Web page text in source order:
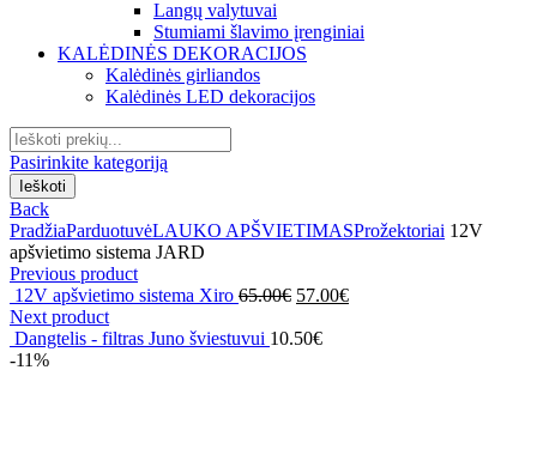
Langų valytuvai
Stumiami šlavimo įrenginiai
KALĖDINĖS DEKORACIJOS
Kalėdinės girliandos
Kalėdinės LED dekoracijos
Search
for:
Pasirinkite kategoriją
Ieškoti
Back
PradžiaParduotuvėLAUKO APŠVIETIMASProžektoriai 12V
apšvietimo sistema JARD
Previous product
12V apšvietimo sistema Xiro 65.00€ Original
was:
57.00€Current
Next product
Dangtelis - filtras Juno šviestuvui 10.50€
-11%